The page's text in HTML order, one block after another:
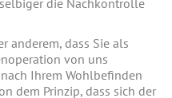
die Nachkontrolle
anderem, dass Sie als
von uns
Ihrem Wohlbefinden
dem Prinzip, dass sich der